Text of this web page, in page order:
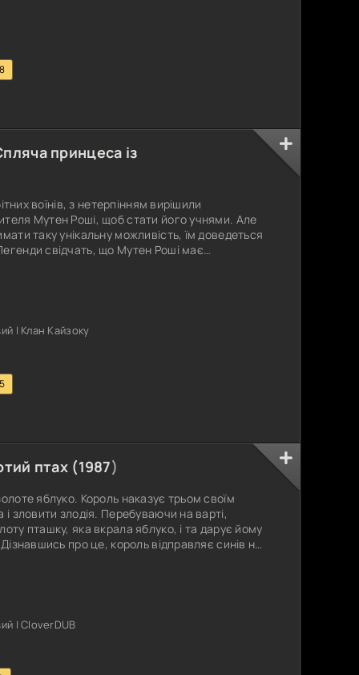
принцеса із
воїнів, з нетерпінням вирішили
Мутен Роші, щоб стати його учнями. Але
таку унікальну можливість, їм доведеться
свідчать, що Мутен Роші має
| Клан Кайзоку
птах (1987)
яблуко. Король наказує трьом своїм
зловити злодія. Перебуваючи на варті,
пташку, яка вкрала яблуко, і та дарує йому
про це, король відправляє синів на
| CloverDUB